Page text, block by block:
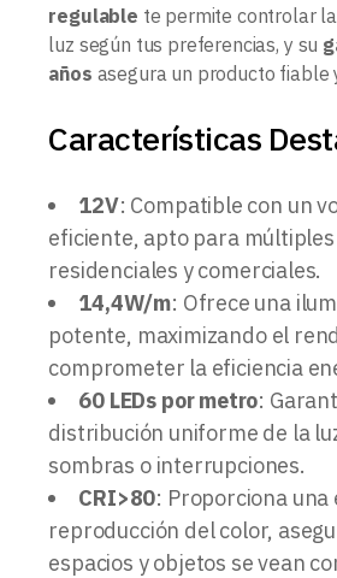
regulable te permite controlar
luz según tus preferencias, y su
años asegura un producto fiable
Características
12V: Compatible con un
eficiente, apto para
residenciales y comerciales.
14,4W/m: Ofrece una
potente, maximizando el
comprometer la eficiencia
60 LEDs por metro:
distribución uniforme de la
sombras o interrupciones.
CRI>80: Proporciona una
reproducción del color,
espacios y objetos se vean